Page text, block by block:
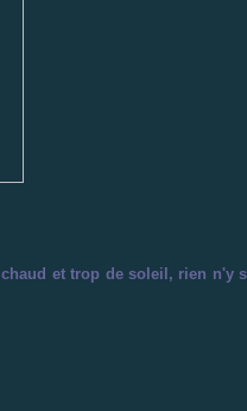
et trop de soleil, rien n'y